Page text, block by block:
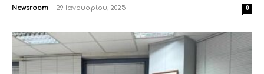
Newsroom - 29 Ιανουαρίου, 2025 0